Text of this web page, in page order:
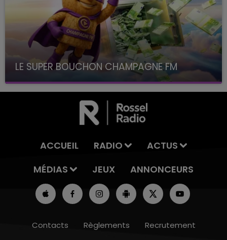
LE SUPER BOUCHON CHAMPAGNE FM
avec La Famille Champagne FM, à 8H10
ACCUEIL RADIO
ACTUS
MÉDIAS
JEUX ANNONCEURS
Contacts Règlements Recrutement